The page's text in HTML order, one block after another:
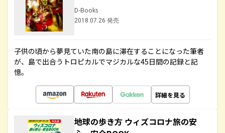
D-Books
2018.07.26 発売
子供の頃から夢見ていた南の島に滞在することになった筆者
が、島で出合うトロピカルでマジカルな45日間の記録と記
憶。
詳細を見る
地球の歩き方 ウィズコロナ旅の安